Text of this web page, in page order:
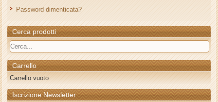
Password dimenticata?
Cerca prodotti
Carrello
Carrello vuoto
Iscrizione Newsletter